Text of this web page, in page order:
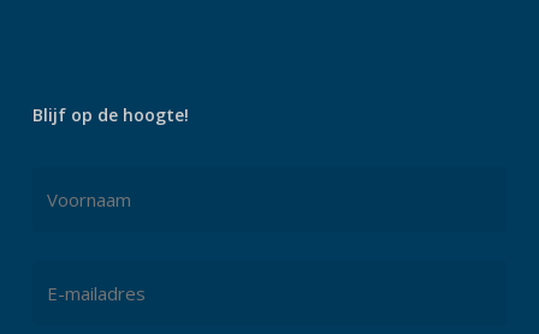
Blijf op de hoogte!
mailadres